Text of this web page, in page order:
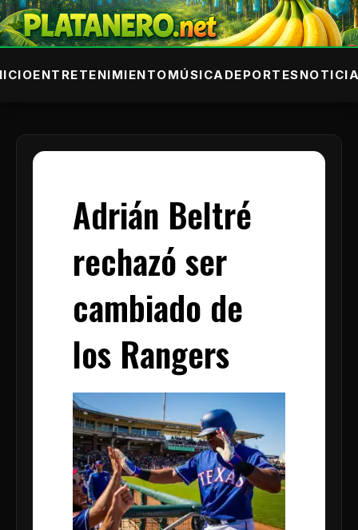
ENTRETENIMIENTOMÚSICADEPORTES
Adrián Beltré
rechazó ser
cambiado de
los Rangers